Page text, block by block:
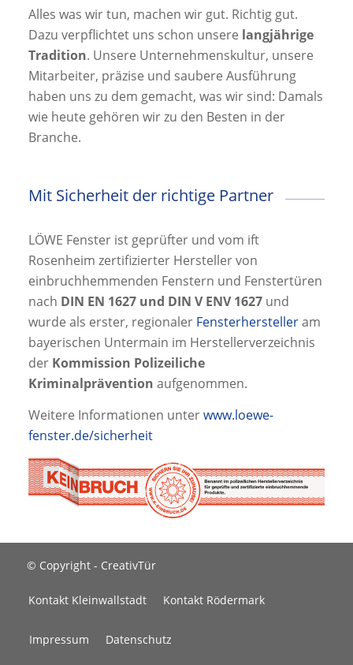
Alles was wir tun, machen wir gut. Richtig gut.
Dazu verpflichtet uns schon unsere langjährige
Tradition. Unsere Unternehmenskultur, unsere
Mitarbeiter, präzise und saubere Ausführung
haben uns zu dem gemacht, was wir sind: Damals
wie heute gehören wir zu den Besten in der
Branche.
Mit Sicherheit der richtige Partner
LÖWE Fenster ist geprüfter und vom ift
Rosenheim zertifizierter Hersteller von
einbruchhemmenden Fenstern und Fenstertüren
nach DIN EN 1627 und DIN V ENV 1627und
wurde als erster, regionaler Fensterherstelleram
bayerischen Untermain im Herstellerverzeichnis
der Kommission Polizeiliche
Kriminalprävention aufgenommen.
Weitere Informationen unterwww.loewe-
fenster.de/sicherheit
© Copyright - CreativTür
Kontakt Kleinwallstadt Kontakt Rödermark
Impressum Datenschutz